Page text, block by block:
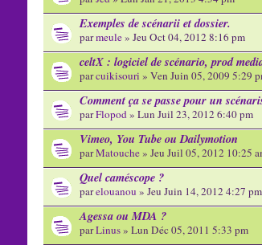
Exemples de scénarii et dossier.
parmeule» Jeu Oct 04, 2012 8:16 pm
celtX : logiciel de scénario, prod
parcuikisouri » Ven Juin 05, 2009 5:29
Comment ça se passe pour un
parFlopod» Lun Juil 23, 2012 6:40 pm
Vimeo, You Tube ou Dailymotion
parMatouche» Jeu Juil 05, 2012 10:25
Quel caméscope ?
parelouanou » Jeu Juin 14, 2012 4:27 pm
Agessa ou MDA ?
parLinus» Lun Déc 05, 2011 5:33 pm